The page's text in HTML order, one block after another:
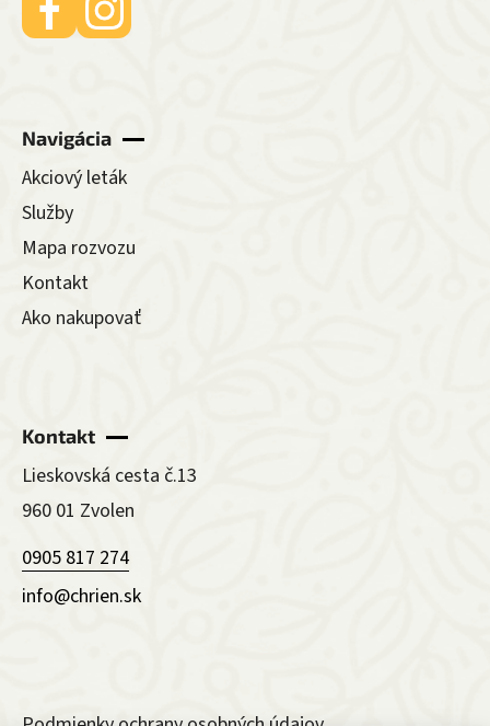
Navigácia
Akciový leták
Služby
Mapa rozvozu
Kontakt
Ako nakupovať
Kontakt
Lieskovská cesta č.13
960 01 Zvolen
0905 817 274
info@chrien.sk